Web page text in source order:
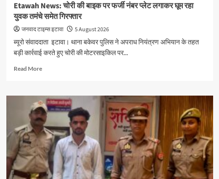
ली
अंतिम
सांस
Etawah News: चोरी की बाइक पर फर्जी नंबर प्लेट लगाकर घूम रहा
युवक तमंचे समेत गिरफ्तार
जनवाद टाइम्स इटावा
5 August 2026
ब्यूरो संवाददाता इटावा। थाना बकेवर पुलिस ने अपराध नियंत्रण अभियान के तहत
बड़ी कार्रवाई करते हुए चोरी की मोटरसाइकिल पर...
Read MoreRead
Etawah
News:
चोरी
की
बाइक
पर
फर्जी
नंबर
प्लेट